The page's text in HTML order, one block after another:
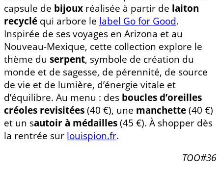
capsule de bijoux réalisée à partir de laiton
recyclé qui arbore le label Go for Good.
Inspirée de ses voyages en Arizona et au
Nouveau-Mexique, cette collection explore le
thème du serpent, symbole de création du
monde et de sagesse, de pérennité, de source
de vie et de lumière, d’énergie vitale et
d’équilibre. Au menu : des boucles d’oreilles
créoles revisitées(40 €), une manchette(40 €)
et un sautoir à médailles(45 €). À shopper dès
la rentrée sur louispion.fr.
TOO#36